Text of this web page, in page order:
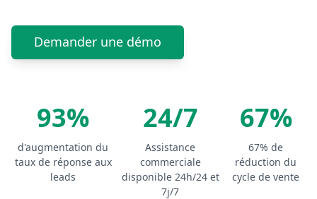
Demander une démo
93%
d'augmentation du
taux de réponse aux
leads
24/7
Assistance
commerciale
disponible 24h/24 et
7j/7
67%
67% de
réduction du
cycle de vente